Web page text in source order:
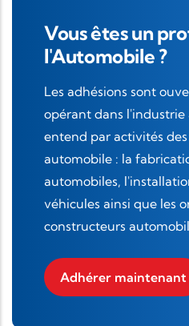
Vous êtes un
l'Automobile ?
Les adhésions sont
opérant dans
entend par activités
automobile : la
automobiles,
véhicules ainsi que les
constructeurs
Adhérer maintenant